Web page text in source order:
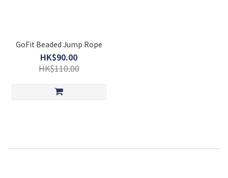
GoFit Beaded Jump Rope
HK$90.00
HK$110.00